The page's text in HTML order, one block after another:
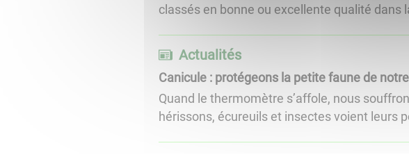
classés en bonne ou excellente qualité dans
Actualités
Canicule : protégeons la petite faune de
Quand le thermomètre s’affole, nous
hérissons, écureuils et insectes voient leurs